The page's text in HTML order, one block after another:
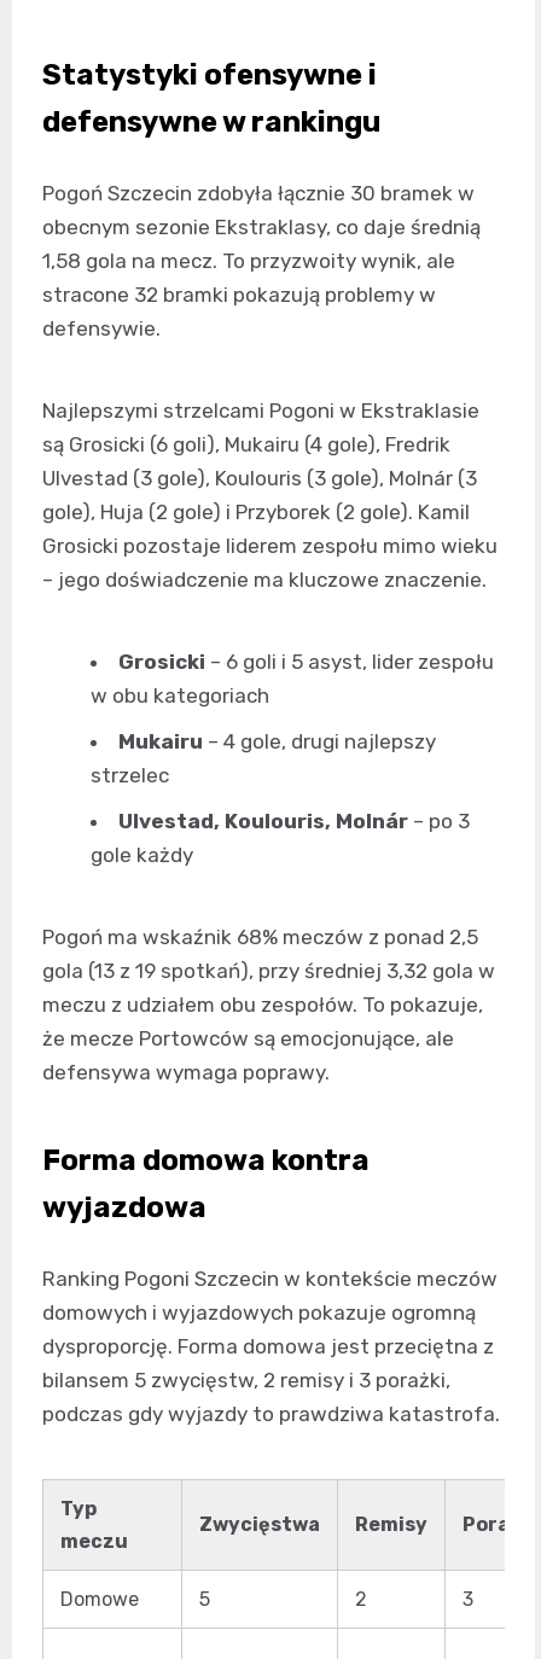
Statystyki ofensywne i
defensywne w rankingu
Pogoń Szczecin zdobyła łącznie 30 bramek w
obecnym sezonie Ekstraklasy, co daje średnią
1,58 gola na mecz. To przyzwoity wynik, ale
stracone 32 bramki pokazują problemy w
defensywie.
Najlepszymi strzelcami Pogoni w Ekstraklasie
są Grosicki (6 goli), Mukairu (4 gole), Fredrik
Ulvestad (3 gole), Koulouris (3 gole), Molnár (3
gole), Huja (2 gole) i Przyborek (2 gole). Kamil
Grosicki pozostaje liderem zespołu mimo wieku
– jego doświadczenie ma kluczowe znaczenie.
Grosicki – 6 goli i 5 asyst, lider zespołu
w obu kategoriach
Mukairu – 4 gole, drugi najlepszy
strzelec
Ulvestad, Koulouris, Molnár – po 3
gole każdy
Pogoń ma wskaźnik 68% meczów z ponad 2,5
gola (13 z 19 spotkań), przy średniej 3,32 gola w
meczu z udziałem obu zespołów. To pokazuje,
że mecze Portowców są emocjonujące, ale
defensywa wymaga poprawy.
Forma domowa kontra
wyjazdowa
Ranking Pogoni Szczecin w kontekście meczów
domowych i wyjazdowych pokazuje ogromną
dysproporcję. Forma domowa jest przeciętna z
bilansem 5 zwycięstw, 2 remisy i 3 porażki,
podczas gdy wyjazdy to prawdziwa katastrofa.
Typ
meczu
Zwycięstwa Remisy Porażki
Domowe 5 2 3